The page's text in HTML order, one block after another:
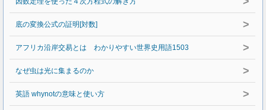
底の変換公式の証明[対数] >
アフリカ沿岸交易とは わかりやすい世界史用語1503 >
なぜ虫は光に集まるのか >
英語 whynotの意味と使い方 >